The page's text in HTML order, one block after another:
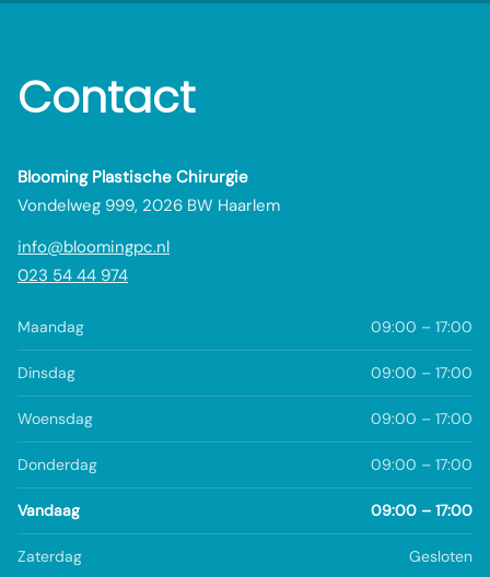
Contact
Blooming Plastische Chirurgie
Vondelweg 999, 2026 BW Haarlem
info@bloomingpc.nl
023 54 44 974
Maandag 09:00 – 17:00
Dinsdag 09:00 – 17:00
Woensdag 09:00 – 17:00
Donderdag 09:00 – 17:00
Vandaag 09:00 – 17:00
Zaterdag Gesloten